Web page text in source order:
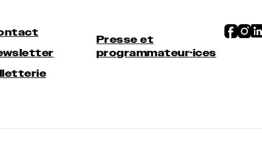
Presse et
programmateur·ices